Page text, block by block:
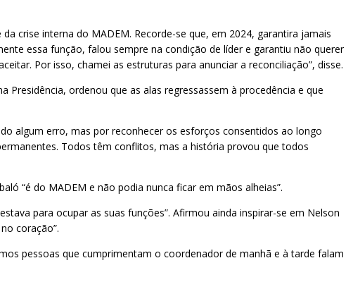
crise interna do MADEM. Recorde-se que, em 2024, garantira jamais
essa função, falou sempre na condição de líder e garantiu não querer
Por isso, chamei as estruturas para anunciar a reconciliação”, disse.
ordenou que as alas regressassem à procedência e que
algum erro, mas por reconhecer os esforços consentidos ao longo
Todos têm conflitos, mas a história provou que todos
“é do MADEM e não podia nunca ficar em mãos alheias”.
para ocupar as suas funções”. Afirmou ainda inspirar-se em Nelson
coração”.
pessoas que cumprimentam o coordenador de manhã e à tarde falam